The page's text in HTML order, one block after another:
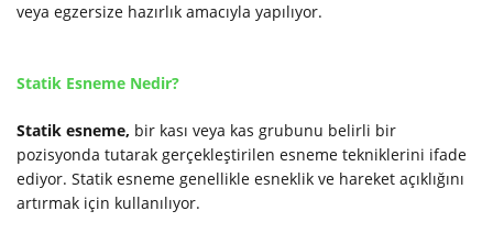
veya egzersize hazırlık amacıyla yapılıyor.
Statik Esneme Nedir?
Statik esneme, bir kası veya kas grubunu belirli bir
pozisyonda tutarak gerçekleştirilen esneme tekniklerini ifade
ediyor. Statik esneme genellikle esneklik ve hareket açıklığını
artırmak için kullanılıyor.